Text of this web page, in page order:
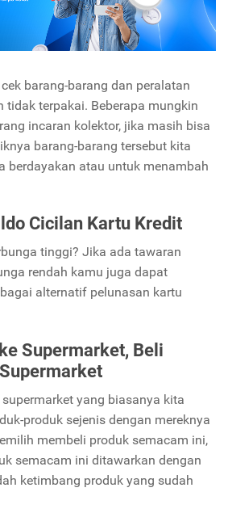
barang-barang dan peralatan
tidak terpakai. Beberapa mungkin
incaran kolektor, jika masih bisa
barang-barang tersebut kita
berdayakan atau untuk menambah
Cicilan Kartu Kredit
tinggi? Jika ada tawaran
rendah kamu juga dapat
alternatif pelunasan kartu
Supermarket, Beli
yang biasanya kita
produk sejenis dengan mereknya
membeli produk semacam ini,
semacam ini ditawarkan dengan
ketimbang produk yang sudah